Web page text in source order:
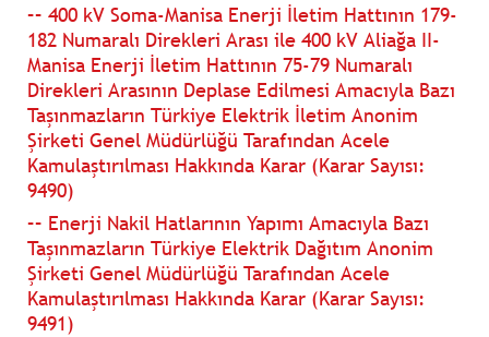
–– 400 kV Soma-Manisa Enerji İletim Hattının 179-
182 Numaralı Direkleri Arası ile 400 kV Aliağa II-
Manisa Enerji İletim Hattının 75-79 Numaralı
Direkleri Arasının Deplase Edilmesi Amacıyla Bazı
Taşınmazların Türkiye Elektrik İletim Anonim
Şirketi Genel Müdürlüğü Tarafından Acele
Kamulaştırılması Hakkında Karar (Karar Sayısı:
9490)
–– Enerji Nakil Hatlarının Yapımı Amacıyla Bazı
Taşınmazların Türkiye Elektrik Dağıtım Anonim
Şirketi Genel Müdürlüğü Tarafından Acele
Kamulaştırılması Hakkında Karar (Karar Sayısı:
9491)